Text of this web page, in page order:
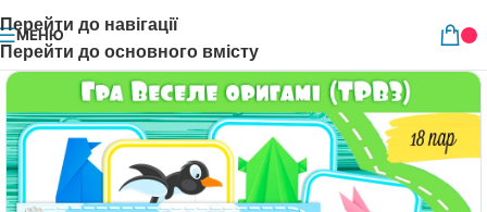
Перейти до навігації
Перейти до основного вмісту
МЕНЮ